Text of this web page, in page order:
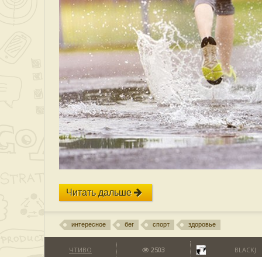
Читать дальше
интересное бег спорт здоровье
ЧТИВО 2503 BLACKJ